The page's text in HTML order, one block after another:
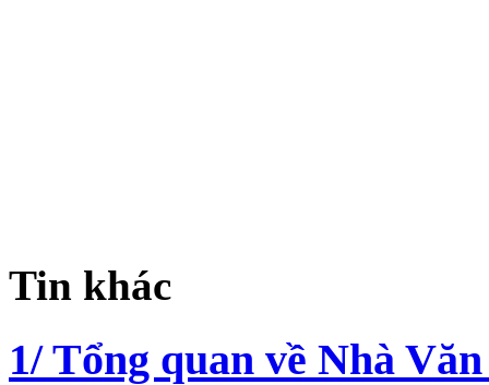
Tin khác
1/ Tổng quan về Nhà